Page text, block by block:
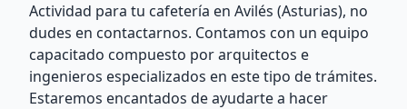
Actividad para tu cafetería en Avilés (Asturias), no
dudes en contactarnos. Contamos con un equipo
capacitado compuesto por arquitectos e
ingenieros especializados en este tipo de trámites.
Estaremos encantados de ayudarte a hacer